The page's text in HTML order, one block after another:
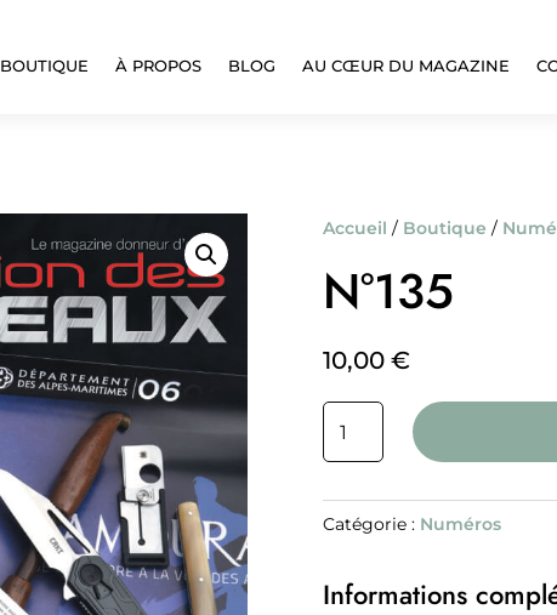
BOUTIQUE À PROPOS BLOG AU CŒUR DU MAGAZINE
Accueil / Boutique /
N°135
10,00 €
Catégorie : Numéros
Informations